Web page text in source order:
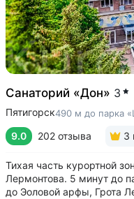
Санаторий «Дон» 3
Пятигорск490 м до парка
9.0 202 отзыва 3
Тихая часть курортной
Лермонтова. 5 минут до
до Эоловой арфы, Грота